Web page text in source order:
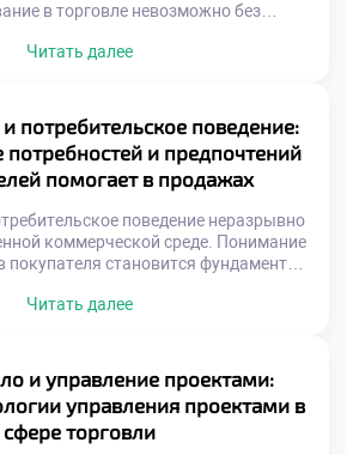
в торговле невозможно без
меняет номинальную цену
коммерческих структур. Экспертный
истинную экономическую суть
оценка предотвращает
финансовые потери. Специальность
Читать далее
потребительское поведение:
и предпочтений
помогает в продажах
поведение неразрывно
коммерческой среде. Понимание
становится фундаментом
хаотичный процесс без стратегии.
слышать невысказанные желания и
потребности. Именно такой
профессионала от […]
Читать далее
и управление проектами:
управления проектами в
сфере торговли